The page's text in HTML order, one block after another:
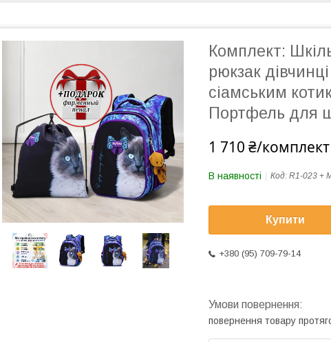
Комплект:
рюкзак
сіамським
Портфель для
1 710 ₴/комплект
В наявності Код: R1-023 +
Купити
+380 (95) 709-79-14
повернення товару